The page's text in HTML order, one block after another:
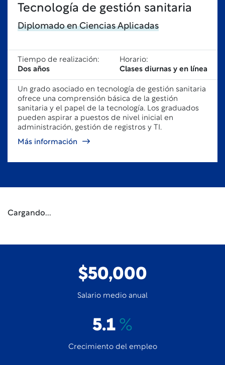
Tecnología de gestión sanitaria
Diplomado en Ciencias Aplicadas
Tiempo de realización:
Dos años
Horario:
Clases diurnas y en línea
Un grado asociado en tecnología de gestión sanitaria
ofrece una comprensión básica de la gestión
sanitaria y el papel de la tecnología. Los graduados
pueden aspirar a puestos de nivel inicial en
administración, gestión de registros y TI.
Más información
Cargando...
$50,000
Salario medio anual
5.1 %
Crecimiento del empleo